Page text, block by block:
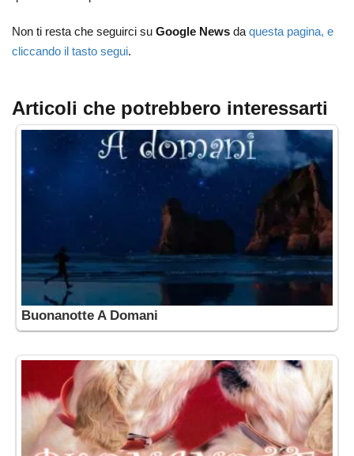
Non ti resta che seguirci su Google News da questa pagina, e
cliccando il tasto segui.
Articoli che potrebbero interessarti
Buonanotte A Domani